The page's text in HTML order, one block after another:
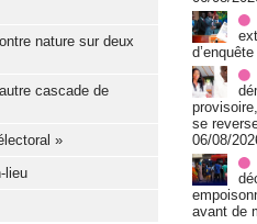
nature sur deux
cascade de
»
lieu
se
06/08/
avant de